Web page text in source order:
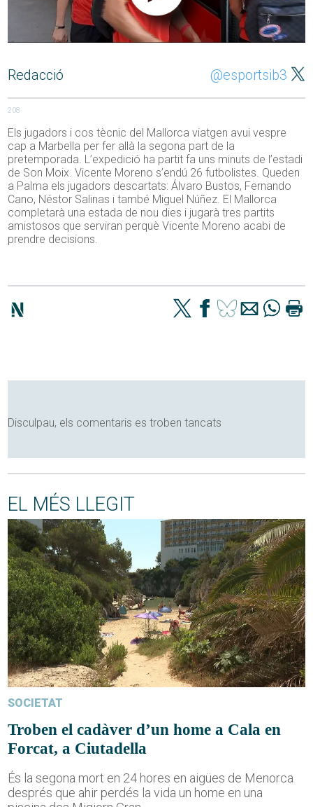
Redacció @esportsib3
208
Els jugadors i cos tècnic del Mallorca viatgen avui vespre
cap a Marbella per fer allà la segona part de la
pretemporada. L’expedició ha partit fa uns minuts de l’estadi
de Son Moix. Vicente Moreno s’endú 26 futbolistes. Queden
a Palma els jugadors descartats: Álvaro Bustos, Fernando
Cano, Néstor Salinas i també Miguel Núñez. El Mallorca
completarà una estada de nou dies i jugarà tres partits
amistosos que serviran perquè Vicente Moreno acabi de
prendre decisions.
Disculpau, els comentaris es troben tancats
EL MÉS LLEGIT
SOCIETAT
Troben el cadàver d’un home a Cala en
Forcat, a Ciutadella
És la segona mort en 24 hores en aigües de Menorca
després que ahir perdés la vida un home en una